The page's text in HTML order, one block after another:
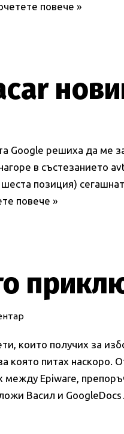
повече »
Google решиха да ме
в състезанието
позиция)
повече »
които получих за
която питах наскоро.
между Epiware,
Васил и